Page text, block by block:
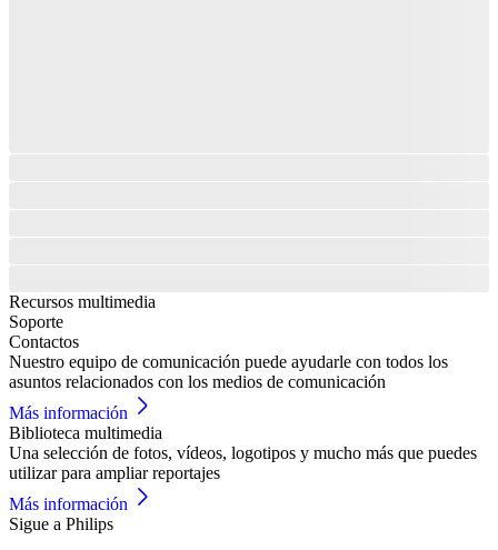
Recursos multimedia
Soporte
Contactos
Nuestro equipo de comunicación puede ayudarle con todos los
asuntos relacionados con los medios de comunicación
Más información
Biblioteca multimedia
Una selección de fotos, vídeos, logotipos y mucho más que puedes
utilizar para ampliar reportajes
Más información
Sigue a Philips